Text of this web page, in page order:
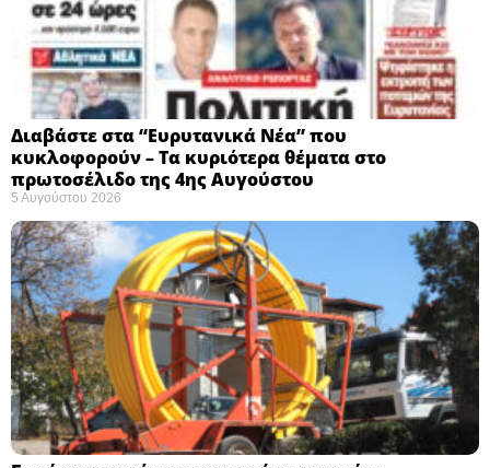
Διαβάστε στα “Ευρυτανικά Νέα” που
κυκλοφορούν – Τα κυριότερα θέματα στο
πρωτοσέλιδο της 4ης Αυγούστου
5 Αυγούστου 2026